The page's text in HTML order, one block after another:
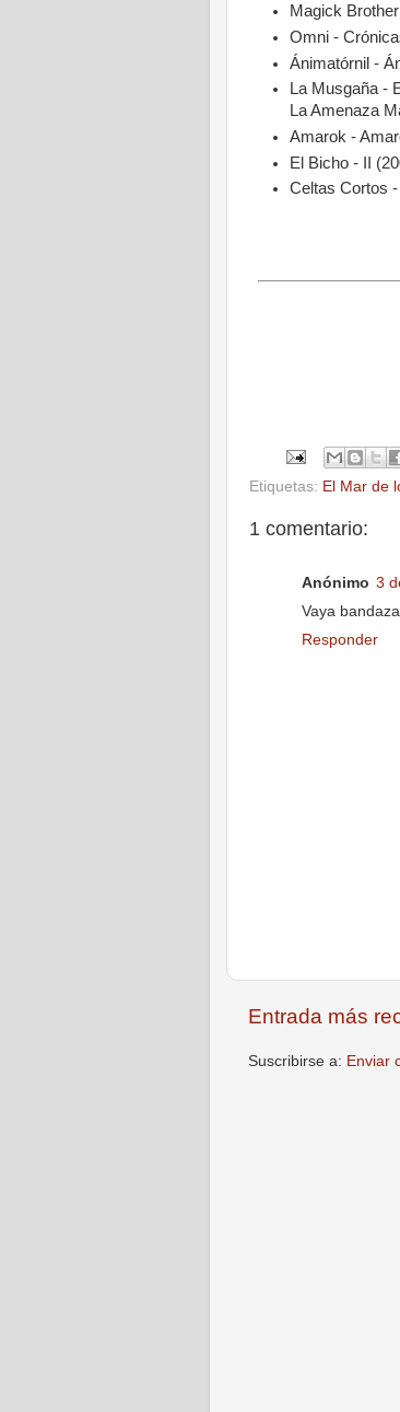
Magick
Omni -
Ánimatórnil -
La Musgaña -
La Amenaza
Amarok -
El Bicho - II
Celtas Cortos
Etiquetas: El Mar de
1 comentario:
Anónimo 3
Vaya
Responder
Entrada más
Suscribirse a: Enviar